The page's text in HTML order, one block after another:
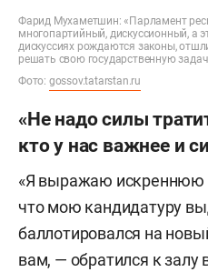
Фарид Мухаметшин: «Парламент
многопартийный, дискуссионный, а
дискуссиях рождаются законы,
решать свою государственную
Фото: gossov.tatarstan.ru
«Не надо силы
кто у нас важнее и
«Я выражаю искреннюю
что мою кандидатуру
баллотировался на
вам, — обратился к